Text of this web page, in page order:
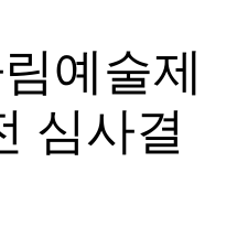
예술제
심사결